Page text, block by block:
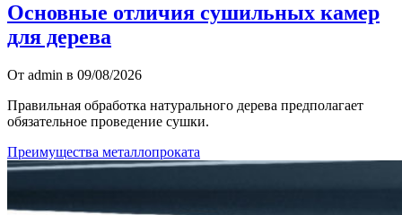
Основные отличия сушильных камер
для дерева
От admin в 09/08/2026
Правильная обработка натурального дерева предполагает
обязательное проведение сушки.
Преимущества металлопроката